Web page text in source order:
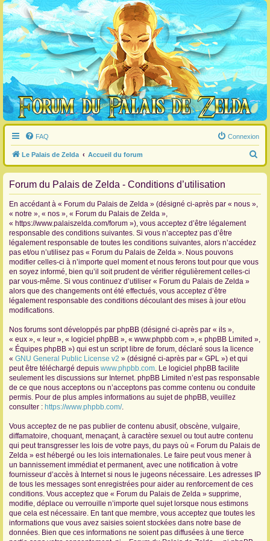
FAQ Connexion
Le Palais de Zelda Accueil du forum
e
Forum du Palais de Zelda - Conditions d’utilisation
En accédant à « Forum du Palais de Zelda » (désigné ci-après par « nous »,
« notre », « nos », « Forum du Palais de Zelda »,
« https://www.palaiszelda.com/forum »), vous acceptez d’être légalement
responsable des conditions suivantes. Si vous n’acceptez pas d’être
légalement responsable de toutes les conditions suivantes, alors n’accédez
pas et/ou n’utilisez pas « Forum du Palais de Zelda ». Nous pouvons
modifier celles-ci à n’importe quel moment et nous ferons tout pour que vous
en soyez informé, bien qu’il soit prudent de vérifier régulièrement celles-ci
par vous-même. Si vous continuez d’utiliser « Forum du Palais de Zelda »
alors que des changements ont été effectués, vous acceptez d’être
légalement responsable des conditions découlant des mises à jour et/ou
modifications.
Nos forums sont développés par phpBB (désigné ci-après par « ils »,
« eux », « leur », « logiciel phpBB », « www.phpbb.com », « phpBB Limited »,
« Équipes phpBB ») qui est un script libre de forum, déclaré sous la licence
« GNU General Public License v2 » (désigné ci-après par « GPL ») et qui
peut être téléchargé depuis www.phpbb.com. Le logiciel phpBB facilite
seulement les discussions sur Internet. phpBB Limited n’est pas responsable
de ce que nous acceptons ou n’acceptons pas comme contenu ou conduite
permis. Pour de plus amples informations au sujet de phpBB, veuillez
consulter : https://www.phpbb.com/.
Vous acceptez de ne pas publier de contenu abusif, obscène, vulgaire,
diffamatoire, choquant, menaçant, à caractère sexuel ou tout autre contenu
qui peut transgresser les lois de votre pays, du pays où « Forum du Palais de
Zelda » est hébergé ou les lois internationales. Le faire peut vous mener à
un bannissement immédiat et permanent, avec une notification à votre
fournisseur d’accès à Internet si nous le jugeons nécessaire. Les adresses IP
de tous les messages sont enregistrées pour aider au renforcement de ces
conditions. Vous acceptez que « Forum du Palais de Zelda » supprime,
modifie, déplace ou verrouille n’importe quel sujet lorsque nous estimons
que cela est nécessaire. En tant que membre, vous acceptez que toutes les
informations que vous avez saisies soient stockées dans notre base de
données. Bien que ces informations ne soient pas diffusées à une tierce